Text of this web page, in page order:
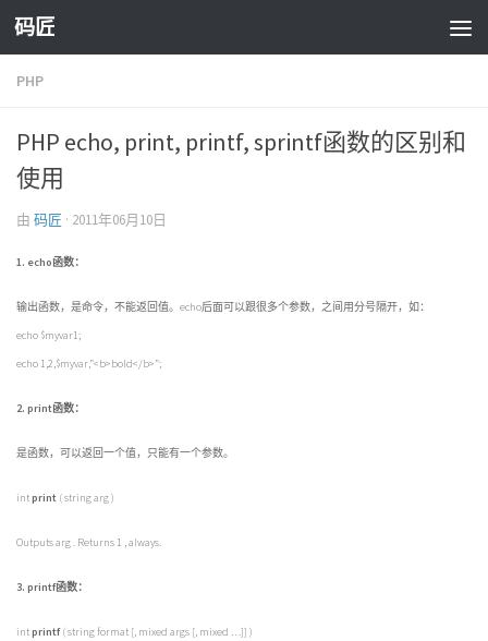
Skip to content
码匠
PHP
PHP echo, print, printf, sprintf函数的区别和
使用
由 码匠 · 2011年06月10日
1. echo函数：
输出函数，是命令，不能返回值。echo后面可以跟很多个参数，之间用分号隔开，如：
echo $myvar1;
echo 1,2,$myvar,”<b>bold</b>”;
2. print函数：
是函数，可以返回一个值，只能有一个参数。
intprint ( string arg )
Outputsarg. Returns 1 , always.
3. printf函数：
intprintf( string format [, mixed args [, mixed …]] )